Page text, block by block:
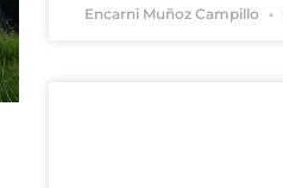
Encarni Muñoz Campillo